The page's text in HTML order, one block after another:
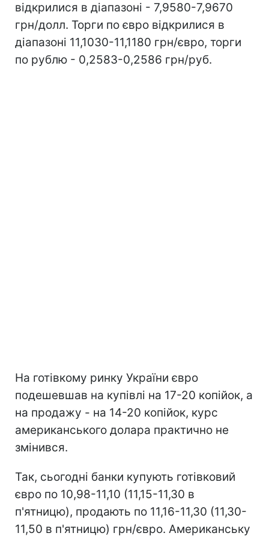
відкрилися в діапазоні - 7,9580-7,9670
грн/долл. Торги по євро відкрилися в
діапазоні 11,1030-11,1180 грн/євро, торги
по рублю - 0,2583-0,2586 грн/руб.
На готівкому ринку України євро
подешевшав на купівлі на 17-20 копійок, а
на продажу - на 14-20 копійок, курс
американського долара практично не
змінився.
Так, сьогодні банки купують готівковий
євро по 10,98-11,10 (11,15-11,30 в
п'ятницю), продають по 11,16-11,30 (11,30-
11,50 в п'ятницю) грн/євро. Американську